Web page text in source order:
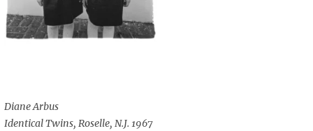
Diane Arbus
Identical Twins, Roselle, N.J. 1967